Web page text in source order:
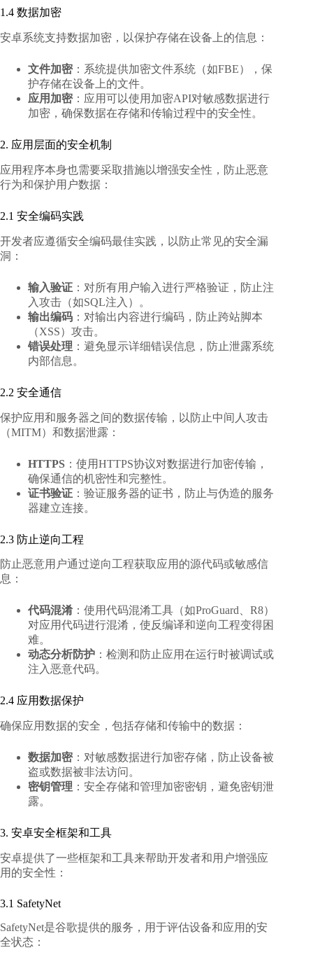
1.4 数据加密
安卓系统支持数据加密，以保护存储在设备上的信息：
文件加密：系统提供加密文件系统（如FBE），保
护存储在设备上的文件。
应用加密：应用可以使用加密API对敏感数据进行
加密，确保数据在存储和传输过程中的安全性。
2. 应用层面的安全机制
应用程序本身也需要采取措施以增强安全性，防止恶意
行为和保护用户数据：
2.1 安全编码实践
开发者应遵循安全编码最佳实践，以防止常见的安全漏
洞：
输入验证 ：对所有用户输入进行严格验证，防止注
入攻击（如SQL注入）。
输出编码 ：对输出内容进行编码，防止跨站脚本
（XSS）攻击。
错误处理 ：避免显示详细错误信息，防止泄露系统
内部信息。
2.2 安全通信
保护应用和服务器之间的数据传输，以防止中间人攻击
（MITM）和数据泄露：
HTTPS ：使用HTTPS协议对数据进行加密传输，
确保通信的机密性和完整性。
证书验证 ：验证服务器的证书，防止与伪造的服务
器建立连接。
2.3 防止逆向工程
防止恶意用户通过逆向工程获取应用的源代码或敏感信
息：
代码混淆 ：使用代码混淆工具（如ProGuard、R8）
对应用代码进行混淆，使反编译和逆向工程变得困
难。
动态分析防护 ：检测和防止应用在运行时被调试或
注入恶意代码。
2.4 应用数据保护
确保应用数据的安全，包括存储和传输中的数据：
数据加密：对敏感数据进行加密存储，防止设备被
盗或数据被非法访问。
密钥管理 ：安全存储和管理加密密钥，避免密钥泄
露。
3. 安卓安全框架和工具
安卓提供了一些框架和工具来帮助开发者和用户增强应
用的安全性：
3.1 SafetyNet
SafetyNet是谷歌提供的服务，用于评估设备和应用的安
全状态：